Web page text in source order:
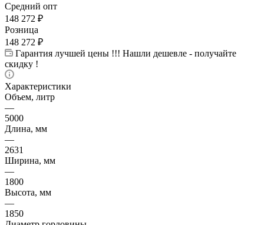
Средний опт
148 272 ₽
Розница
148 272 ₽
Гарантия лучшей цены !!! Нашли дешевле - получайте
скидку !
Характеристики
Объем, литр
—
5000
Длина, мм
—
2631
Ширина, мм
—
1800
Высота, мм
—
1850